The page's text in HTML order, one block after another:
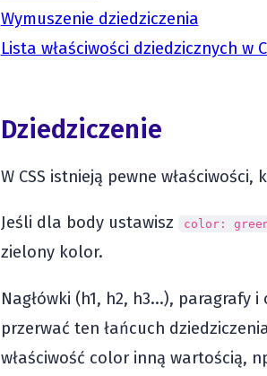
Wymuszenie dziedziczenia
Lista właściwości dziedzicznych w
Dziedziczenie
W CSS istnieją pewne
Jeśli dla body ustawisz color:
zielony kolor.
Nagłówki (h1, h2, h3...), paragrafy
przerwać ten łańcuch
właściwość color inną wartością,